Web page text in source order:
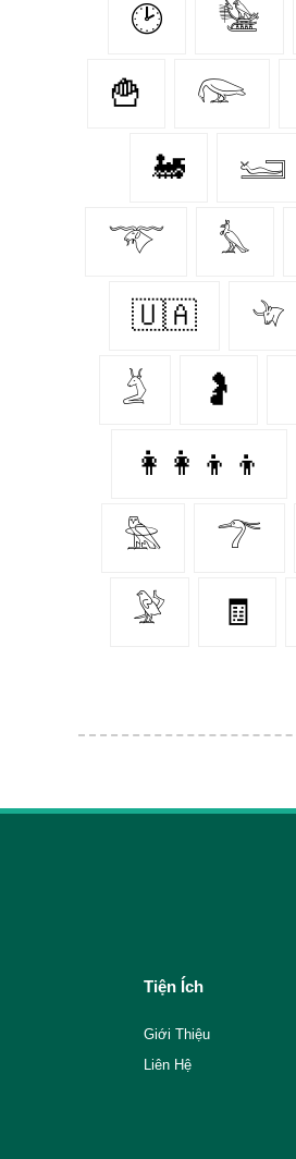
🕑 𓅋
🍟 𓅼
🚂 𓆒
𓄅 𓅘
🇺🇦 𓄀
𓄄 🤰
👩‍👩‍👦‍👦
𓅗 𓆀
𓅶 🧾
Tiện Ích
Giới Thiệu
Liên Hệ